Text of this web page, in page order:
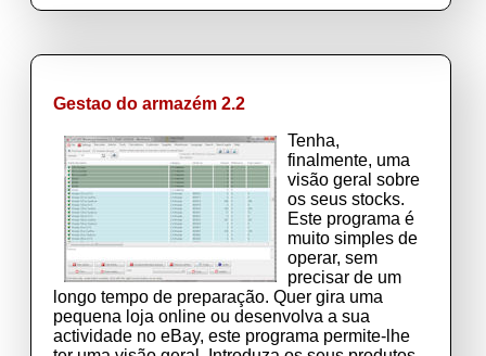
Gestao do armazém 2.2
Tenha,
finalmente, uma
visão geral sobre
os seus stocks.
Este programa é
muito simples de
operar, sem
precisar de um
longo tempo de preparação. Quer gira uma
pequena loja online ou desenvolva a sua
actividade no eBay, este programa permite-lhe